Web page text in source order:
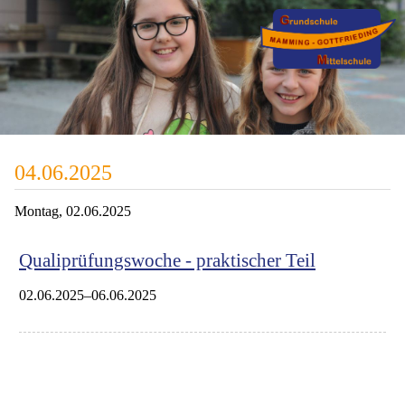
04.06.2025
Montag, 02.06.2025
Qualiprüfungswoche - praktischer Teil
02.06.2025–06.06.2025